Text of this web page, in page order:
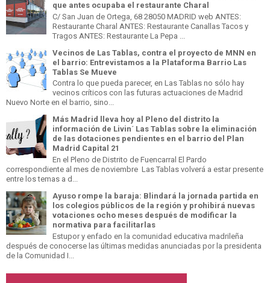
que antes ocupaba el restaurante Charal
C/ San Juan de Ortega, 68 28050 MADRID web ANTES:
Restaurante Charal ANTES: Restaurante Canallas Tacos y
Tragos ANTES: Restaurante La Pepa ...
Vecinos de Las Tablas, contra el proyecto de MNN en
el barrio: Entrevistamos a la Plataforma Barrio Las
Tablas Se Mueve
Contra lo que pueda parecer, en Las Tablas no sólo hay
vecinos críticos con las futuras actuaciones de Madrid
Nuevo Norte en el barrio, sino...
Más Madrid lleva hoy al Pleno del distrito la
información de Livin´ Las Tablas sobre la eliminación
de las dotaciones pendientes en el barrio del Plan
Madrid Capital 21
En el Pleno de Distrito de Fuencarral El Pardo
correspondiente al mes de noviembre Las Tablas volverá a estar presente
entre los temas a d...
Ayuso rompe la baraja: Blindará la jornada partida en
los colegios públicos de la región y prohibirá nuevas
votaciones ocho meses después de modificar la
normativa para facilitarlas
Estupor y enfado en la comunidad educativa madrileña
después de conocerse las últimas medidas anunciadas por la presidenta
de la Comunidad I...